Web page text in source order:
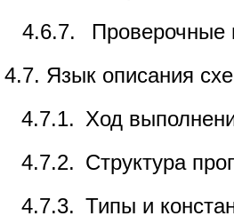
4.6.7.
Проверочные
4.7. Язык описания
4.7.1. Ход
4.7.2. Структура
4.7.3. Типы и